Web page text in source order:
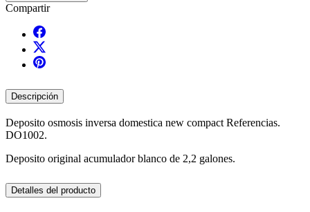
Compartir
Descripción
Deposito osmosis inversa domestica new compact Referencias.
DO1002.
Deposito original acumulador blanco de 2,2 galones.
Detalles del producto